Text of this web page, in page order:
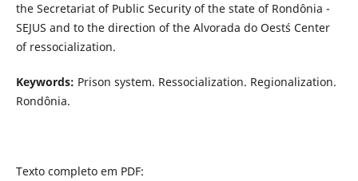
the Secretariat of Public Security of the state of Rondônia -
SEJUS and to the direction of the Alvorada do Oest´s Center
of ressocialization.
Keywords: Prison system. Ressocialization. Regionalization.
Rondônia.
Texto completo em PDF: